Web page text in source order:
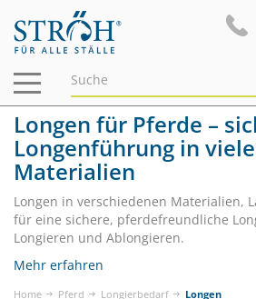
Navigation
ein-/ausblenden
Longen für Pferde –
Longenführung in
Materialien
Longen in verschiedenen Materialien,
für eine sichere, pferdefreundliche
Longieren und Ablongieren.
Mehr erfahren
Home Pferd Longierbedarf Longen